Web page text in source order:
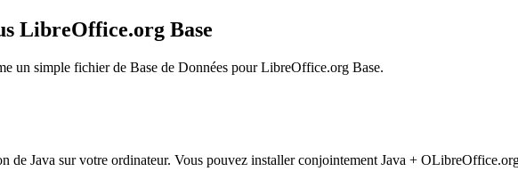
LibreOffice.org Base
un simple fichier de Base de Données pour LibreOffice.org Base.
de Java sur votre ordinateur. Vous pouvez installer conjointement Java +